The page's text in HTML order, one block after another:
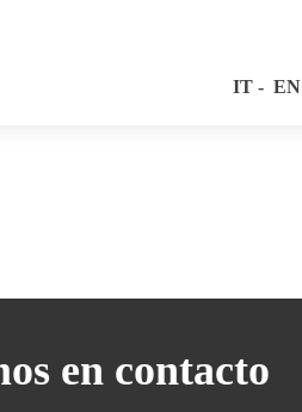
IT EN
en contacto